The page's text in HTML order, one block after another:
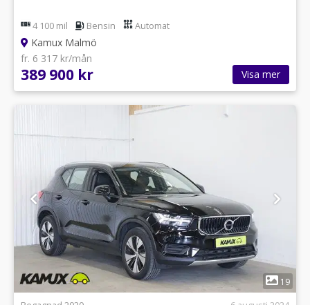
4 100 mil Bensin Automat
Kamux Malmö
fr. 6 317 kr/mån
389 900 kr Visa mer
1
19